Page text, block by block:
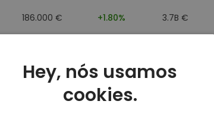
186.000 € +1.80% 3.7B €
Hey, nós usamos
cookies.